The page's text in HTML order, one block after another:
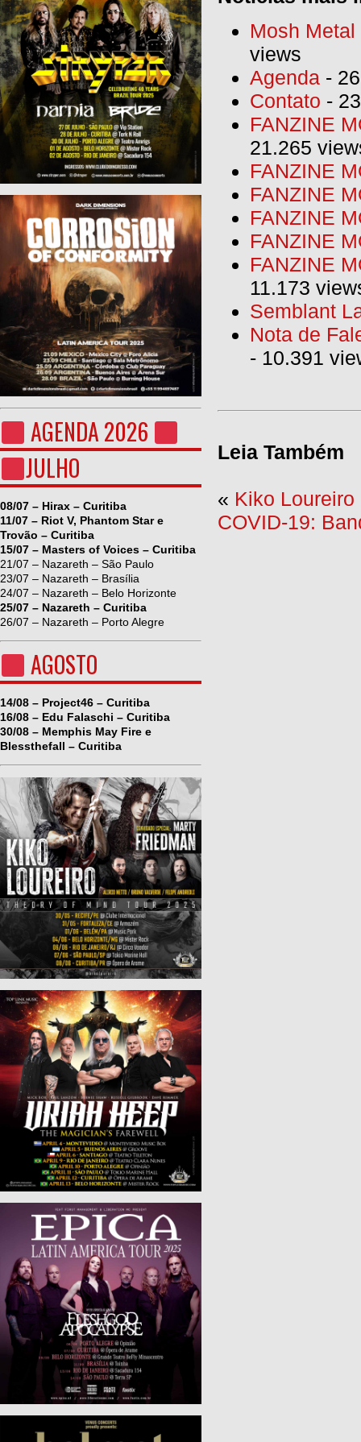
AGENDA 2026
JULHO
08/07 – Hirax – Curitiba
11/07 – Riot V, Phantom Star e
Trovão – Curitiba
15/07 – Masters of Voices – Curitiba
21/07 – Nazareth – São Paulo
23/07 – Nazareth – Brasília
24/07 – Nazareth – Belo Horizonte
25/07 – Nazareth – Curitiba
26/07 – Nazareth – Porto Alegre
AGOSTO
14/08 – Project46 – Curitiba
16/08 – Edu Falaschi – Curitiba
30/08 – Memphis May Fire e
Blessthefall – Curitiba
Mosh
views
Agenda -
Contato -
FANZINE
21.265
FANZINE
FANZINE
FANZINE
FANZINE
FANZINE
11.173
Semblant
Nota de
- 10.391
Leia Também
« Kiko
COVID-19: